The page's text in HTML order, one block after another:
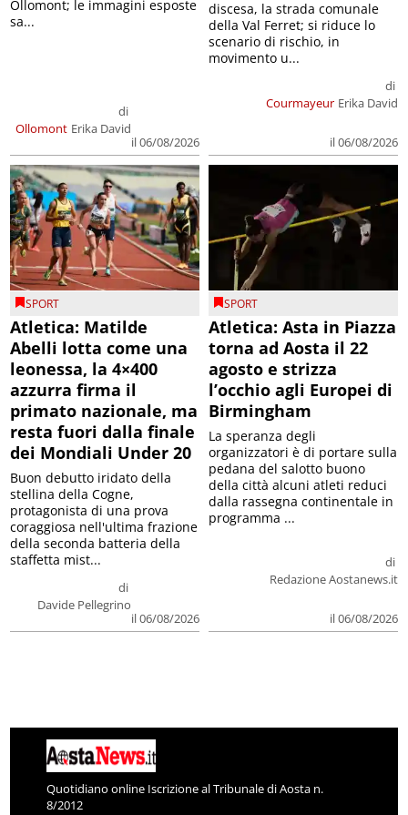
Ollomont
di
Erika David
il 06/08/2026
Ollomont; le immagini esposte
sa...
Courmayeur
di
Erika David
il 06/08/2026
discesa, la strada comunale
della Val Ferret; si riduce lo
scenario di rischio, in
movimento u...
SPORT
Atletica: Matilde
Abelli lotta come una
leonessa, la 4×400
azzurra firma il
primato nazionale, ma
resta fuori dalla finale
dei Mondiali Under 20
di
Davide Pellegrino
il 06/08/2026
Buon debutto iridato della
stellina della Cogne,
protagonista di una prova
coraggiosa nell'ultima frazione
della seconda batteria della
staffetta mist...
SPORT
Atletica: Asta in Piazza
torna ad Aosta il 22
agosto e strizza
l’occhio agli Europei di
Birmingham
di
Redazione Aostanews.it
il 06/08/2026
La speranza degli
organizzatori è di portare sulla
pedana del salotto buono
della città alcuni atleti reduci
dalla rassegna continentale in
programma ...
Quotidiano online Iscrizione al Tribunale di Aosta n.
8/2012